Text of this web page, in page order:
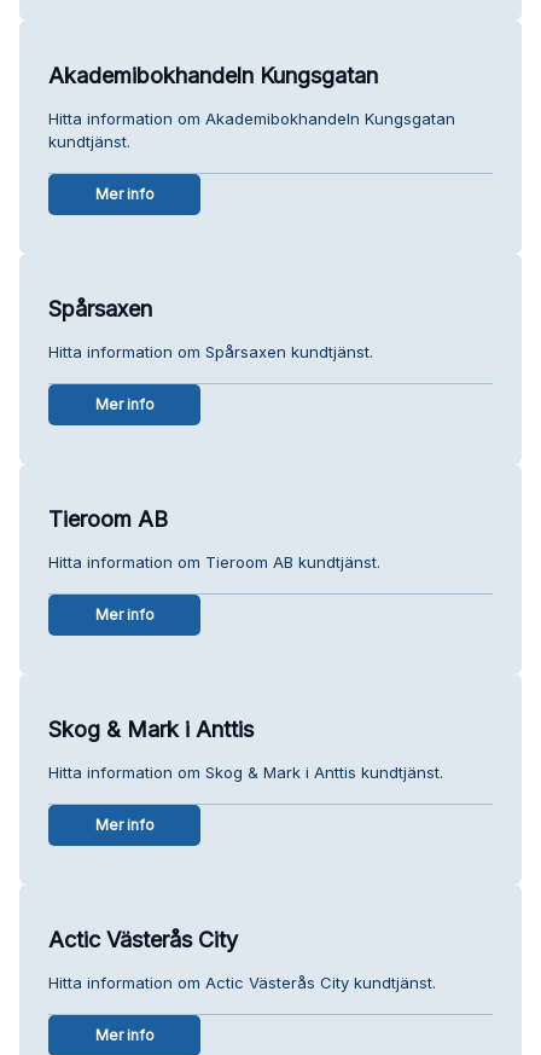
Akademibokhandeln Kungsgatan
Hitta information om Akademibokhandeln Kungsgatan
kundtjänst.
Mer info
Spårsaxen
Hitta information om Spårsaxen kundtjänst.
Mer info
Tieroom AB
Hitta information om Tieroom AB kundtjänst.
Mer info
Skog & Mark i Anttis
Hitta information om Skog & Mark i Anttis kundtjänst.
Mer info
Actic Västerås City
Hitta information om Actic Västerås City kundtjänst.
Mer info